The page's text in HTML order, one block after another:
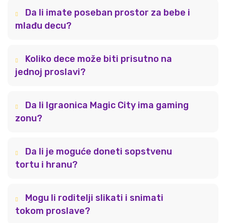
Da li imate poseban prostor za bebe i
mlađu decu?
Koliko dece može biti prisutno na
jednoj proslavi?
Da li Igraonica Magic City ima gaming
zonu?
Da li je moguće doneti sopstvenu
tortu i hranu?
Mogu li roditelji slikati i snimati
tokom proslave?